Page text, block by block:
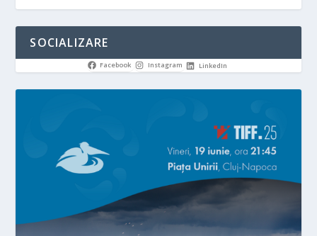
SOCIALIZARE
Facebook Instagram LinkedIn